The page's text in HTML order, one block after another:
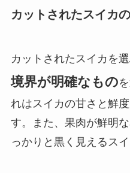
カットされたスイカ
カットされたスイカを選
境界が明確なもの
れはスイカの甘さと鮮
す。また、果肉が鮮明
っかりと黒く見えるス